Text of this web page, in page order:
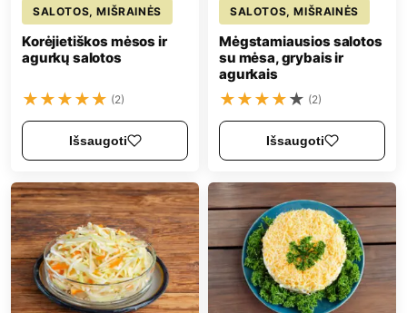
SALOTOS, MIŠRAINĖS
Korėjietiškos mėsos ir
agurkų salotos
★★★★★ (2)
Išsaugoti
SALOTOS, MIŠRAINĖS
Mėgstamiausios salotos
su mėsa, grybais ir
agurkais
★★★★★ (2)
Išsaugoti